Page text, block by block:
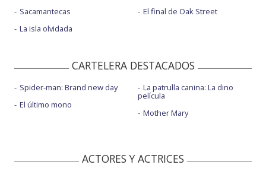
Sacamantecas
La isla olvidada
El final de Oak Street
CARTELERA DESTACADOS
Spider-man: Brand new day
El último mono
La patrulla canina: La dino
película
Mother Mary
ACTORES Y ACTRICES